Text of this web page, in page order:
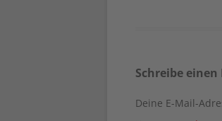
Schreibe
Deine E-Mail-